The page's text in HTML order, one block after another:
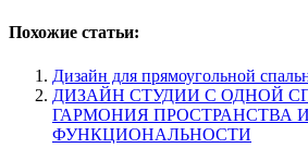
Похожие статьи:
Дизайн для прямоугольной
ДИЗАЙН СТУДИИ С ОДНОЙ
ГАРМОНИЯ ПРОСТРАНСТВА И
ФУНКЦИОНАЛЬНОСТИ